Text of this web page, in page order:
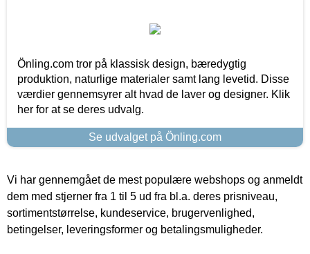
Önling.com tror på klassisk design, bæredygtig
produktion, naturlige materialer samt lang levetid. Disse
værdier gennemsyrer alt hvad de laver og designer. Klik
her for at se deres udvalg.
Se udvalget på Önling.com
Vi har gennemgået de mest populære webshops og anmeldt
dem med stjerner fra 1 til 5 ud fra bl.a. deres prisniveau,
sortimentstørrelse, kundeservice, brugervenlighed,
betingelser, leveringsformer og betalingsmuligheder.